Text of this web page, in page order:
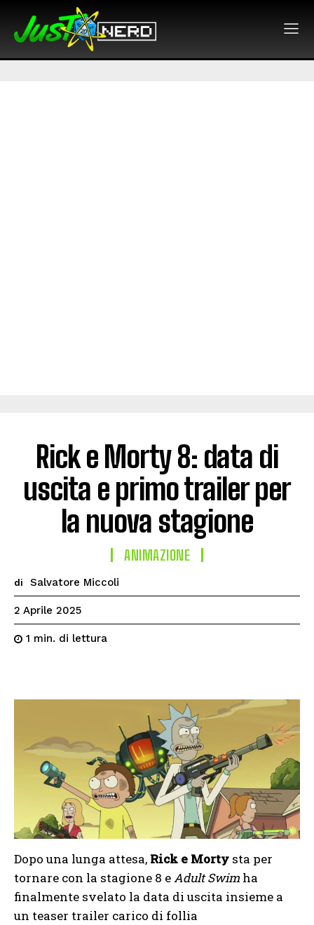
Rick e Morty 8: data di
uscita e primo trailer per
la nuova stagione
ANIMAZIONE
di Salvatore Miccoli
2 Aprile 2025
1 min. di lettura
Dopo una lunga attesa, Rick e Morty sta per
tornare con la stagione 8 eAdult Swim ha
finalmente svelato la data di uscita insieme a
un teaser trailer carico di follia